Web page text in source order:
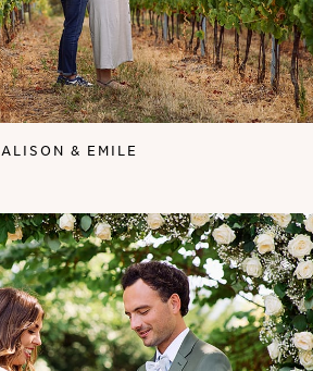
ALISON & EMILE